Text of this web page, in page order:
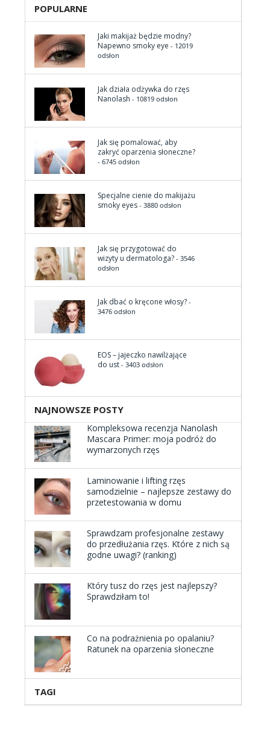
POPULARNE
Jaki makijaż będzie modny?
Napewno smoky eye - 12019
odsłon
Jak działa odżywka do rzęs
Nanolash - 10819 odsłon
Jak się pomalować, aby
zakryć oparzenia słoneczne?
- 6745 odsłon
Specjalne cienie do makijażu
smoky eyes - 3880 odsłon
Jak się przygotować do
wizyty u dermatologa? - 3546
odsłon
Jak dbać o kręcone włosy? -
3476 odsłon
EOS – jajeczko nawilżające
do ust - 3403 odsłon
NAJNOWSZE POSTY
Kompleksowa recenzja Nanolash
Mascara Primer: moja podróż do
wymarzonych rzęs
Laminowanie i lifting rzęs
samodzielnie – najlepsze zestawy do
przetestowania w domu
Sprawdzam profesjonalne zestawy
do przedłużania rzęs. Które z nich są
godne uwagi? (ranking)
Który tusz do rzęs jest najlepszy?
Sprawdziłam to!
Co na podrażnienia po opalaniu?
Ratunek na oparzenia słoneczne
TAGI